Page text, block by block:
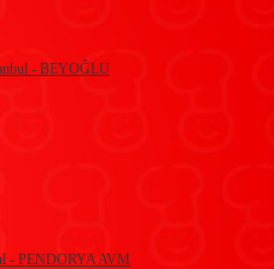
- BEYOĞLU
- PENDORYA AVM